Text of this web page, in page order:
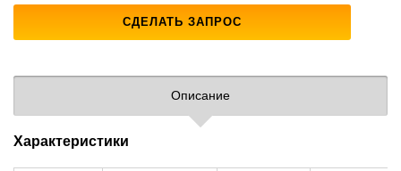
СДЕЛАТЬ ЗАПРОС
Описание
Характеристики